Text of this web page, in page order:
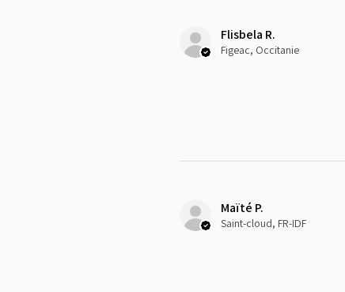
Flisbela R.
Figeac, Occitanie
Maïté P.
Saint-cloud, FR-IDF